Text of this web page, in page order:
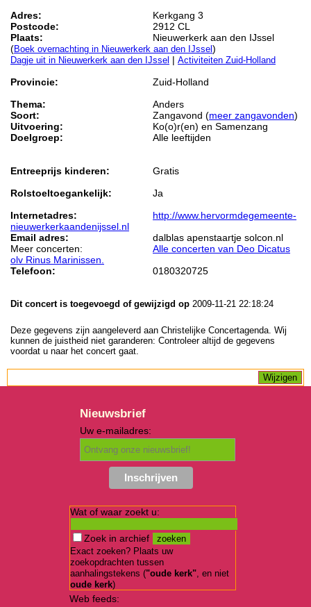
Adres:
Kerkgang 3
Postcode:
2912 CL
Plaats:
Nieuwerkerk aan den IJssel
(Boek overnachting in Nieuwerkerk aan den IJssel )
Dagje uit in Nieuwerkerk aan den IJssel | Activiteiten Zuid-Holland
Provincie:
Zuid-Holland
Thema:
Anders
Soort:
Zangavond (meer zangavonden)
Uitvoering:
Ko(o)r(en) en Samenzang
Doelgroep:
Alle leeftijden
Entreeprijs kinderen:
Gratis
Rolstoeltoegankelijk:
Ja
Internetadres:
http://www.hervormdegemeente-
nieuwerkerkaandenijssel.nl
Email adres:
dalblas apenstaartje solcon.nl
Meer concerten:
Alle concerten van Deo Dicatus
olv Rinus Marinissen.
Telefoon:
0180320725
Dit concert is toegevoegd of gewijzigd op 2009-11-21 22:18:24
Deze gegevens zijn aangeleverd aan Christelijke Concertagenda. Wij
kunnen de juistheid niet garanderen: Controleer altijd de gegevens
voordat u naar het concert gaat.
Nieuwsbrief
Uw e-mailadres:
Wat of waar zoekt u:
Zoek in archief
Exact zoeken? Plaats uw
zoekopdrachten tussen
aanhalingstekens ("oude kerk", en niet
oude kerk)
Web feeds: